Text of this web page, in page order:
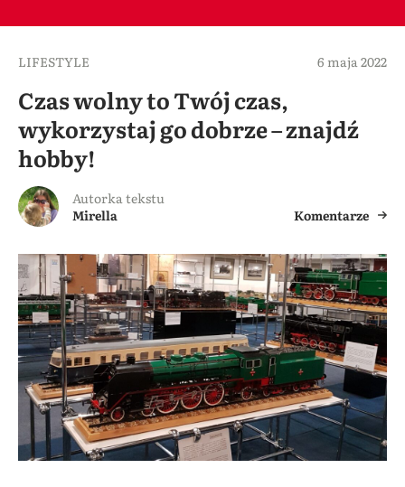
LIFESTYLE 6 maja 2022
Czas wolny to Twój czas,
wykorzystaj go dobrze – znajdź
hobby!
Autorka tekstu
Mirella
Komentarze